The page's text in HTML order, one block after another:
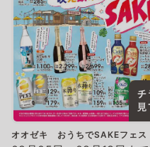
オオゼキ おうちでSAKEフェス